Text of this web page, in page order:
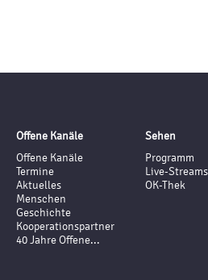
Offene Kanäle
Offene Kanäle
Termine
Aktuelles
Menschen
Geschichte
Kooperationspartner
40 Jahre Offene...
Sehen
Programm
Live-Streams
OK-Thek